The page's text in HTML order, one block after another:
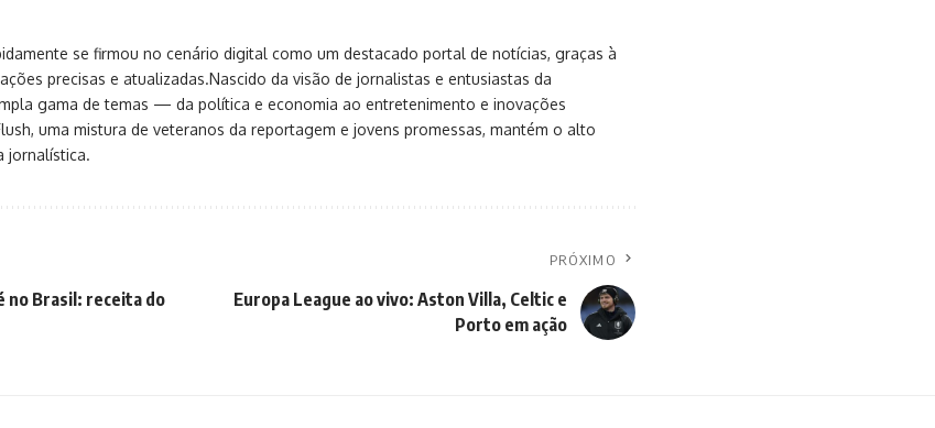
se firmou no cenário digital como um destacado portal de notícias, graças à
precisas e atualizadas.Nascido da visão de jornalistas e entusiastas da
gama de temas — da política e economia ao entretenimento e inovações
uma mistura de veteranos da reportagem e jovens promessas, mantém o alto
jornalística.
no Brasil: receita do
PRÓXIMO
Europa League ao vivo: Aston Villa, Celtic e
Porto em ação